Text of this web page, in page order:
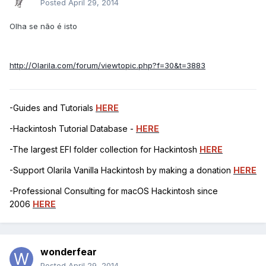
Posted April 29, 2014
Olha se não é isto
http://Olarila.com/forum/viewtopic.php?f=30&t=3883
-Guides and Tutorials HERE
-Hackintosh Tutorial Database - HERE
-The largest EFI folder collection for Hackintosh HERE
-Support Olarila Vanilla Hackintosh by making a donation HERE
-Professional Consulting for macOS Hackintosh since
2006 HERE
wonderfear